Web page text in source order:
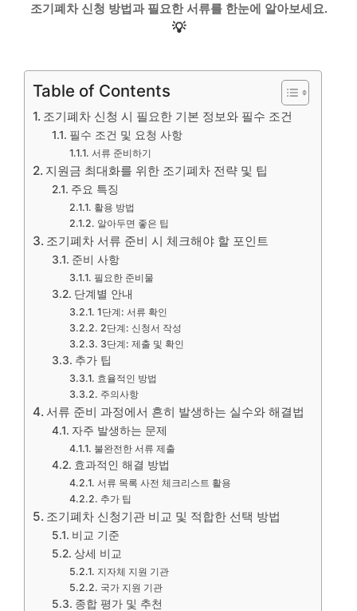
조기폐차 신청 방법과 필요한 서류를 한눈에 알아보세요.
💡
Table of Contents
조기폐차 신청 시 필요한 기본 정보와 필수 조건
필수 조건 및 요청 사항
서류 준비하기
지원금 최대화를 위한 조기폐차 전략 및 팁
주요 특징
활용 방법
알아두면 좋은 팁
조기폐차 서류 준비 시 체크해야 할 포인트
준비 사항
필요한 준비물
단계별 안내
1단계: 서류 확인
2단계: 신청서 작성
3단계: 제출 및 확인
추가 팁
효율적인 방법
주의사항
서류 준비 과정에서 흔히 발생하는 실수와 해결법
자주 발생하는 문제
불완전한 서류 제출
효과적인 해결 방법
서류 목록 사전 체크리스트 활용
추가 팁
조기폐차 신청기관 비교 및 적합한 선택 방법
비교 기준
상세 비교
지자체 지원 기관
국가 지원 기관
종합 평가 및 추천